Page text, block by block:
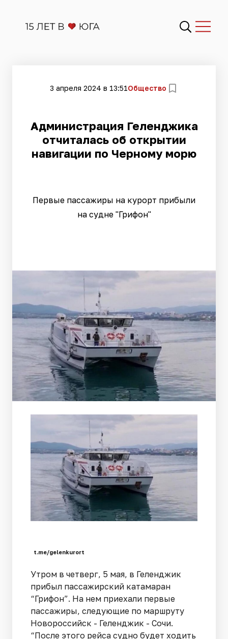
3 апреля 2024 в 13:51Общество
​Администрация Геленджика
отчиталась об открытии
навигации по Черному морю
Первые пассажиры на курорт прибыли
на судне "Грифон"
t.me/gelenkurort
Утром в четверг, 5 мая, в Геленджик
прибыл пассажирский катамаран
“Грифон”. На нем приехали первые
пассажиры, следующие по маршруту
Новороссийск - Геленджик - Сочи.
“После этого рейса судно будет ходить